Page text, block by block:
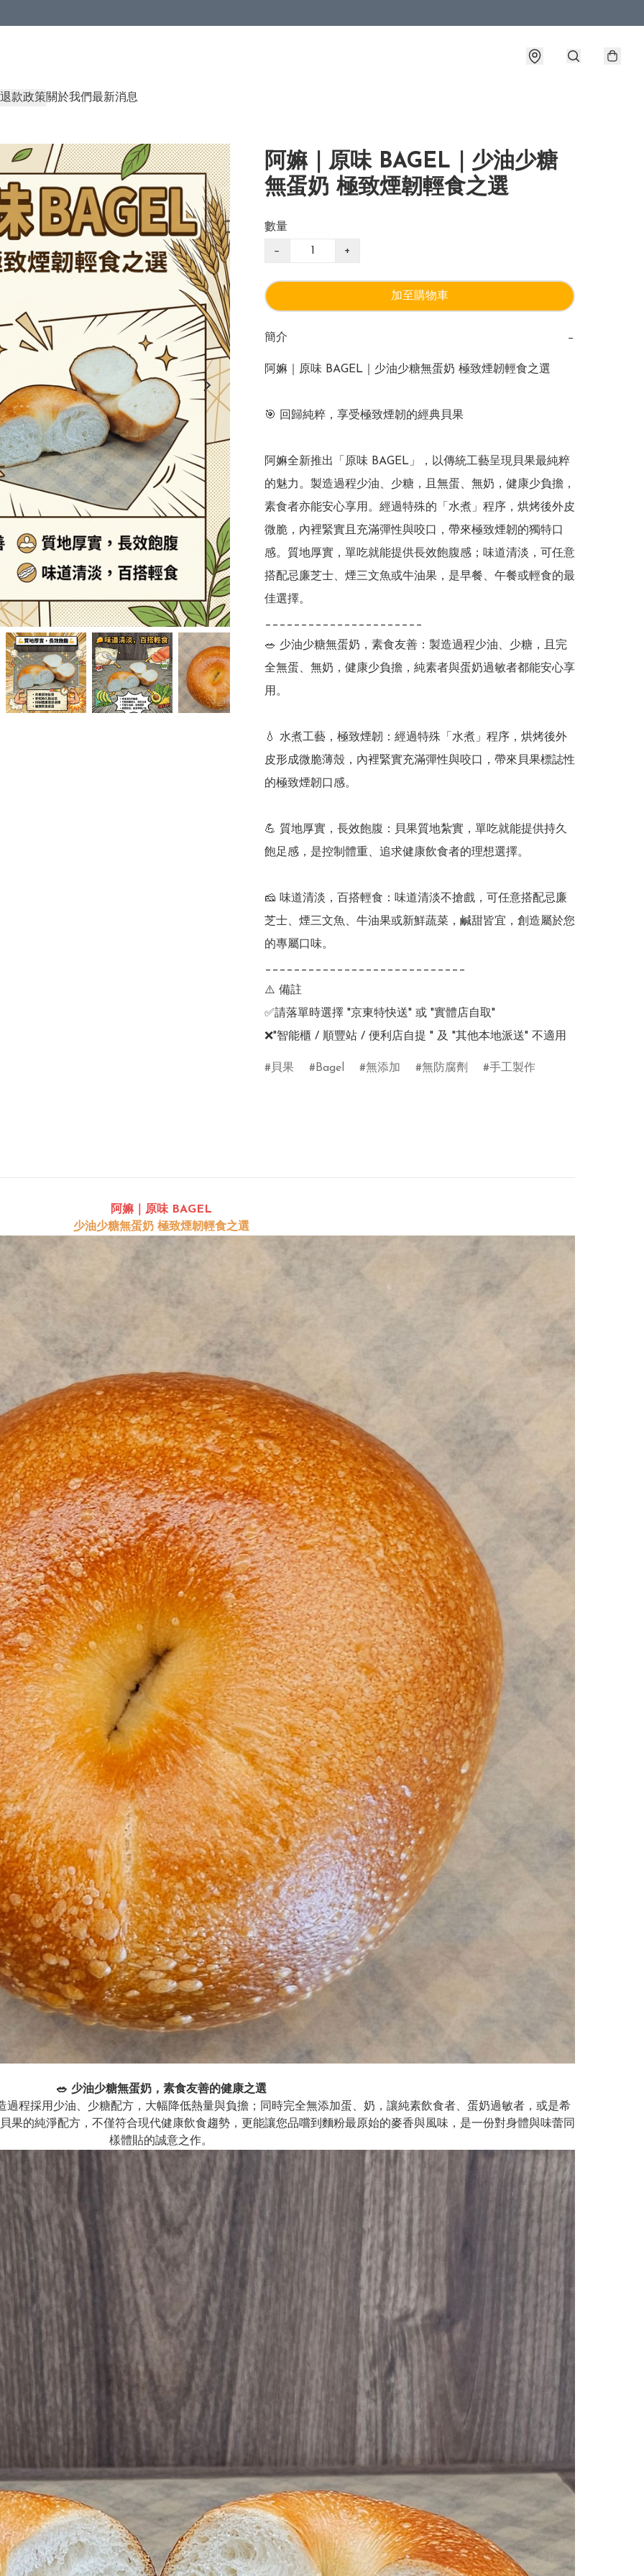
款政策關於我們最新消息
阿嫲｜原味 BAGEL｜少油少糖
無蛋奶 極致煙韌輕食之選
數量
− +
加至購物車
簡介 −
阿嫲｜原味 BAGEL｜少油少糖無蛋奶 極致煙韌輕食之選
🎯 回歸純粹，享受極致煙韌的經典貝果
阿嫲全新推出「原味 BAGEL」，以傳統工藝呈現貝果最純粹
的魅力。製造過程少油、少糖，且無蛋、無奶，健康少負擔，
素食者亦能安心享用。經過特殊的「水煮」程序，烘烤後外皮
微脆，內裡緊實且充滿彈性與咬口，帶來極致煙韌的獨特口
感。質地厚實，單吃就能提供長效飽腹感；味道清淡，可任意
搭配忌廉芝士、煙三文魚或牛油果，是早餐、午餐或輕食的最
佳選擇。
______________________
🥗 少油少糖無蛋奶，素食友善：製造過程少油、少糖，且完
全無蛋、無奶，健康少負擔，純素者與蛋奶過敏者都能安心享
用。
💧 水煮工藝，極致煙韌：經過特殊「水煮」程序，烘烤後外
皮形成微脆薄殼，內裡緊實充滿彈性與咬口，帶來貝果標誌性
的極致煙韌口感。
💪 質地厚實，長效飽腹：貝果質地紮實，單吃就能提供持久
飽足感，是控制體重、追求健康飲食者的理想選擇。
🧀 味道清淡，百搭輕食：味道清淡不搶戲，可任意搭配忌廉
芝士、煙三文魚、牛油果或新鮮蔬菜，鹹甜皆宜，創造屬於您
的專屬口味。
____________________________
⚠️ 備註
✅請落單時選擇 "京東特快送" 或 "實體店自取"
❌"智能櫃 / 順豐站 / 便利店自提 " 及 "其他本地派送" 不適用
貝果 Bagel 無添加 無防腐劑 手工製作
阿嫲｜原味 BAGEL
少油少糖無蛋奶 極致煙韌輕食之選
🥗 少油少糖無蛋奶，素食友善的健康之選
程採用少油、少糖配方，大幅降低熱量與負擔；同時完全無添加蛋、奶，讓純素飲食者、蛋奶過敏者，或是希
果的純淨配方，不僅符合現代健康飲食趨勢，更能讓您品嚐到麵粉最原始的麥香與風味，是一份對身體與味蕾同
樣體貼的誠意之作。